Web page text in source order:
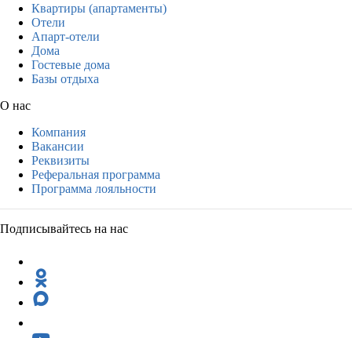
Квартиры (апартаменты)
Отели
Апарт-отели
Дома
Гостевые дома
Базы отдыха
О нас
Компания
Вакансии
Реквизиты
Реферальная программа
Программа лояльности
Подписывайтесь на нас